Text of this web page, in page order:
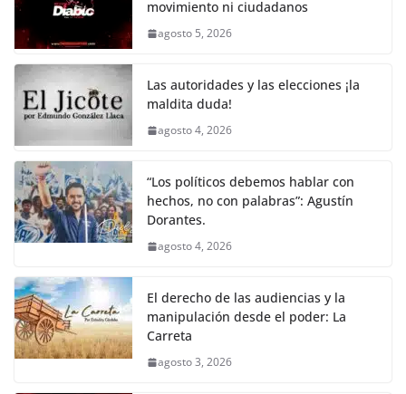
b
o
o
k
A
p
Li
k
a
movimiento ni ciudadanos
agosto 5, 2026
Las autoridades y las elecciones ¡la
maldita duda!
agosto 4, 2026
“Los políticos debemos hablar con
hechos, no con palabras”: Agustín
Dorantes.
agosto 4, 2026
El derecho de las audiencias y la
manipulación desde el poder: La
Carreta
agosto 3, 2026